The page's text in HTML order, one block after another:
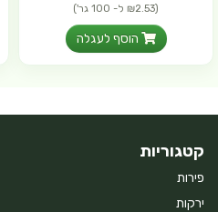
(₪2.53 ל- 100 גר')
הוסף לעגלה
קטגוריות
פירות
ירקות